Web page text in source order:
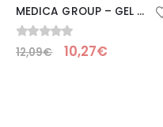
MEDICA GROUP – GEL ANALE INTIMO FORTE FISTING 150 ML
0Su 5
12,09€ 10,27€